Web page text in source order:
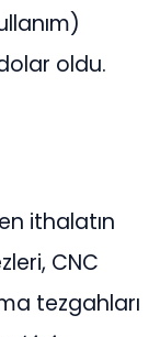
oldu.
ithalatın
CNC
tezgahları